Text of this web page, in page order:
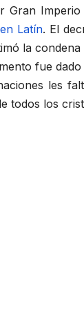
Gran Imperio
Latín. El
la
fue
les
todos los